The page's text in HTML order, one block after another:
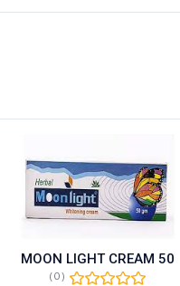
MOON LIGHT CREAM 50
(0)